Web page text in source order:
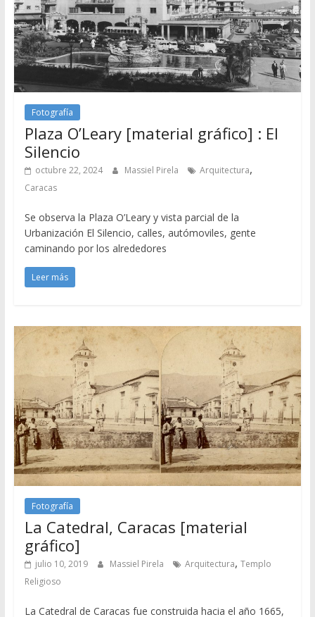
Fotografía
Plaza O’Leary [material gráfico] : El
Silencio
octubre 22, 2024 Massiel Pirela Arquitectura,
Caracas
Se observa la Plaza O’Leary y vista parcial de la
Urbanización El Silencio, calles, autómoviles, gente
caminando por los alrededores
Leer más
Fotografía
La Catedral, Caracas [material
gráfico]
julio 10, 2019 Massiel Pirela Arquitectura, Templo
Religioso
La Catedral de Caracas fue construida hacia el año 1665,